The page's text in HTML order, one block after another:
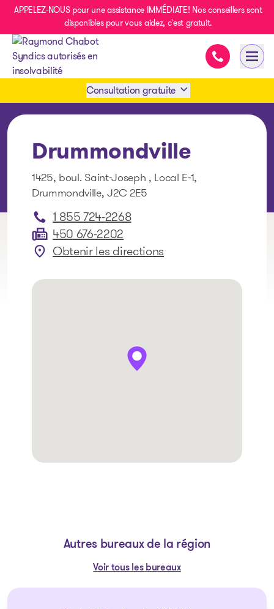
APPELEZ-NOUS pour une assistance IMMÉDIATE! Nos conseillers sont
disponibles pour vous aidez, c'est gratuit.
Assistance
Consultation gratuite
Drummondville
1425, boul. Saint-Joseph , Local E-1,
Drummondville, J2C 2E5
1 855 724-2268
450 676-2202
Obtenir les directions
: Drummondville
Autres bureaux de la région
Voir tous les bureaux